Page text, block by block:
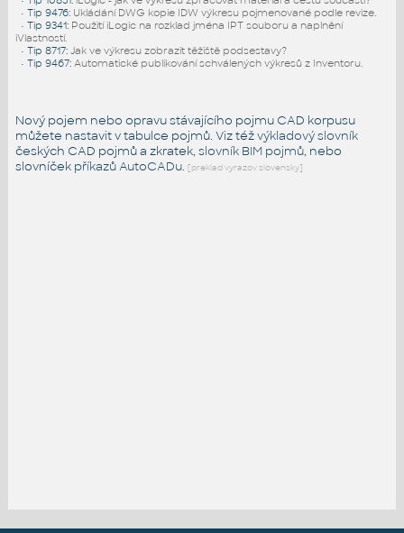
• Tip 9476: Ukládání DWG kopie IDW výkresu pojmenované podle revize.
• Tip 9341: Použití iLogic na rozklad jména IPT souboru a naplnění
iVlastností.
• Tip 8717: Jak ve výkresu zobrazit těžiště podsestavy?
• Tip 9467: Automatické publikování schválených výkresů z Inventoru.
Nový pojem nebo opravu stávajícího pojmu CAD korpusu
můžete nastavit v tabulce pojmů. Viz téžvýkladový slovník
českých CAD pojmů a zkratek,slovník BIM pojmů, nebo
slovníček příkazů AutoCADu. [preklad vyrazov slovensky]